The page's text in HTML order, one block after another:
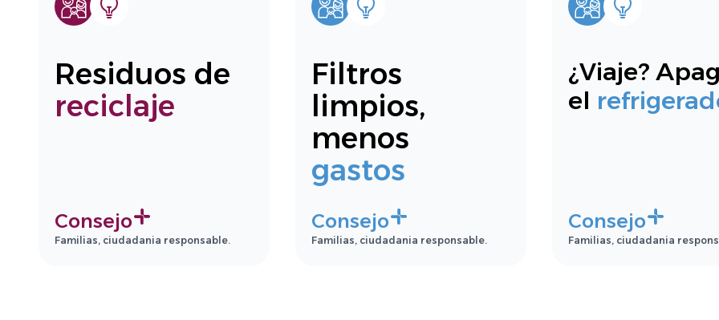
Residuos de
reciclaje
Consejo
Familias, ciudadania responsable.
Filtros
limpios,
menos
gastos
Consejo
Familias, ciudadania responsable.
¿Viaje?
el
Consejo
Familias, ciudadania